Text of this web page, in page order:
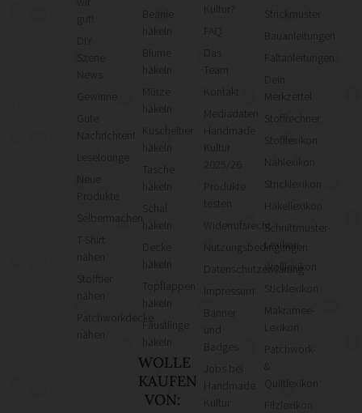
gut!
News
Gute
Nachrichten!
Leselounge
Neue
Produkte
Selbermachen
T-Shirt
Stofftier
Patchworkdecke
häkeln
häkeln
Mütze
häkeln
Kuscheltier
Tasche
häkeln
häkeln
Topflappen
häkeln
Fäustlinge
häkeln
WOLLE
KAUFEN
VON:
Kultur?
Das
Team
Kontakt
Mediadaten
Kultur
2025/26
Produkte
testen
Widerrufsrecht
Nutzungsbedingungen
Datenschutzerklärung
Kultur
Strickmuster
Bauanleitungen
Faltanleitungen
Merkzettel
Stoffrechner
Stofflexikon
Nählexikon
Stricklexikon
Häkellexikon
Schnittmuster-
Lexikon
Wolllexikon
Sticklexikon
Makramee-
Lexikon
Patchwork-
&
Quiltlexikon
Filzlexikon